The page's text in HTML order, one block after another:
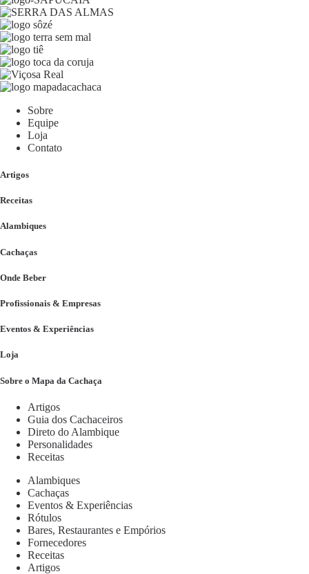
Sobre
Equipe
Loja
Contato
Artigos
Receitas
Alambiques
Cachaças
Onde Beber
Profissionais & Empresas
Eventos & Experiências
Loja
Sobre o Mapa da Cachaça
Artigos
Guia dos Cachaceiros
Direto do Alambique
Personalidades
Receitas
Alambiques
Cachaças
Eventos & Experiências
Rótulos
Bares, Restaurantes e Empórios
Fornecedores
Receitas
Artigos